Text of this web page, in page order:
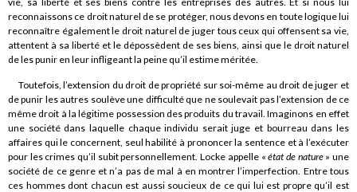
reconnaissons ce droit naturel de se protéger, nous devons en toute logique lui
reconnaître également le droit naturel de juger tous ceux qui offensent sa vie,
attentent à sa liberté et le dépossèdent de ses biens, ainsi que le droit naturel
de les punir en leur infligeant la peine qu’il estime méritée.
Toutefois, l’extension du droit de propriété sur soi-même au droit de juger et
de punir les autres soulève une difficulté que ne soulevait pas l’extension de ce
même droit à la légitime possession des produits du travail. Imaginons en effet
une société dans laquelle chaque individu serait juge et bourreau dans les
affaires qui le concernent, seul habilité à prononcer la sentence et à l’exécuter
pour les crimes qu’il subit personnellement. Locke appelle «état de nature» une
société de ce genre et n’a pas de mal à en montrer l’imperfection. Entre tous
ces hommes dont chacun est aussi soucieux de ce qui lui est propre qu’il est